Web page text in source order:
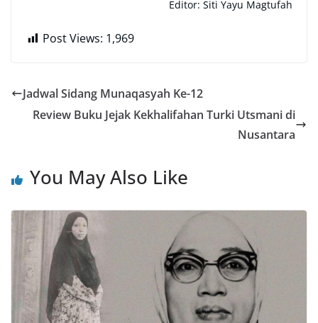
Editor: Siti Yayu Magtufah
Post Views: 1,969
Jadwal Sidang Munaqasyah Ke-12
Review Buku Jejak Kekhalifahan Turki Utsmani di
Nusantara
You May Also Like